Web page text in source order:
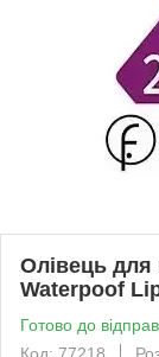
Олівець для
Waterpoof
Готово до
Код: 77218